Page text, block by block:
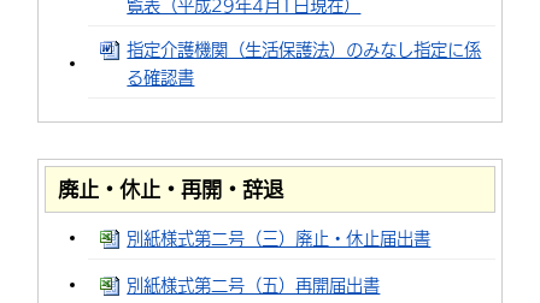
覧表（平成29年4月1日現在）
指定介護機関（生活保護法）のみなし指定に係
る確認書
廃止・休止・再開・辞退
別紙様式第二号（三）廃止・休止届出書
別紙様式第二号（五）再開届出書